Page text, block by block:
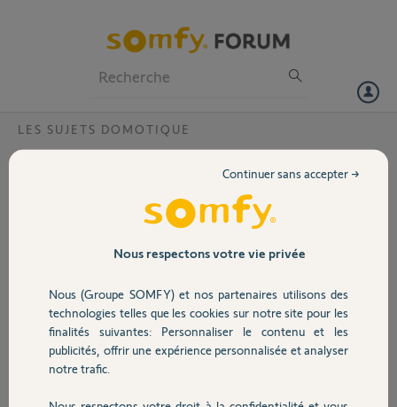
Volet
Sécurité
Domotique
LES SUJETS DOMOTIQUE
application somfy iphone 11 pro
Je viens d'acquérir le dernier iphone 11 pro max....et depuis
normal ? Quelqu'un d'autre dans ce cas là ?
olivier B.
il y a presque 7 ans
Participer au fil de discussion
Nous respectons votre vie privée
Nous (Groupe SOMFY) et nos partenaires utilisons des
technologies telles que les cookies sur notre site pour les
finalités suivantes: Personnaliser le contenu et les
publicités, offrir une expérience personnalisée et analyser
notre trafic.
Continuer sans accepter →